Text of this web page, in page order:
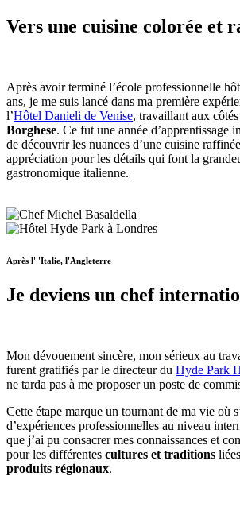
Vers une cuisine colorée et
Après avoir terminé l’école professionnelle
ans, je me suis lancé dans ma première
l’Hôtel Danieli de Venise, travaillant aux
Borghese. Ce fut une année d’apprentissage
de découvrir les nuances d’une cuisine
appréciation pour les détails qui font la
gastronomique italienne.
Après l' 'Italie, l'Angleterre
Je deviens un chef
Mon dévouement sincère, mon sérieux au
furent gratifiés par le directeur du Hyde Park
ne tarda pas à me proposer un poste de
Cette étape marque un tournant de ma vie où
d’expériences professionnelles au niveau
que j’ai pu consacrer mes connaissances et
pour les différentes cultures et traditions
produits régionaux.